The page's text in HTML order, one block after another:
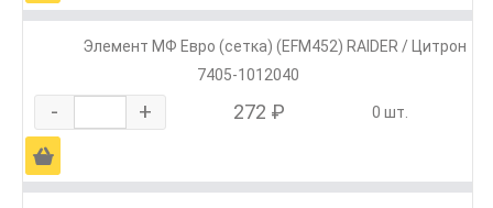
Элемент МФ Евро (сетка) (EFM452) RAIDER / Цитрон
7405-1012040
- + 272 ₽ 0 шт.
Ä